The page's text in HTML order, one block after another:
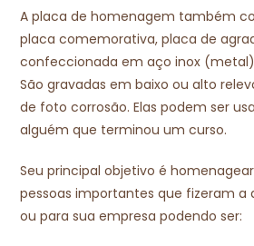
A placa de homenagem também
placa comemorativa, placa de
confeccionada em aço inox
São gravadas em baixo ou alto
de foto corrosão. Elas podem ser
alguém que terminou um curso.
Seu principal objetivo é
pessoas importantes que fizeram a
ou para sua empresa podendo ser: